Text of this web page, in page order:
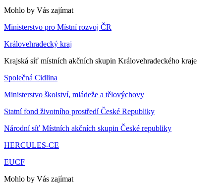
Mohlo by Vás zajímat
Ministerstvo pro Místní rozvoj ČR
Královehradecký kraj
Krajská síť místních akčních skupin Královehradeckého kraje
Společná Cidlina
Ministerstvo školství, mládeže a tělovýchovy
Statní fond životního prostředí České Republiky
Národní síť Místních akčních skupin České republiky
HERCULES-CE
EUCF
Mohlo by Vás zajímat